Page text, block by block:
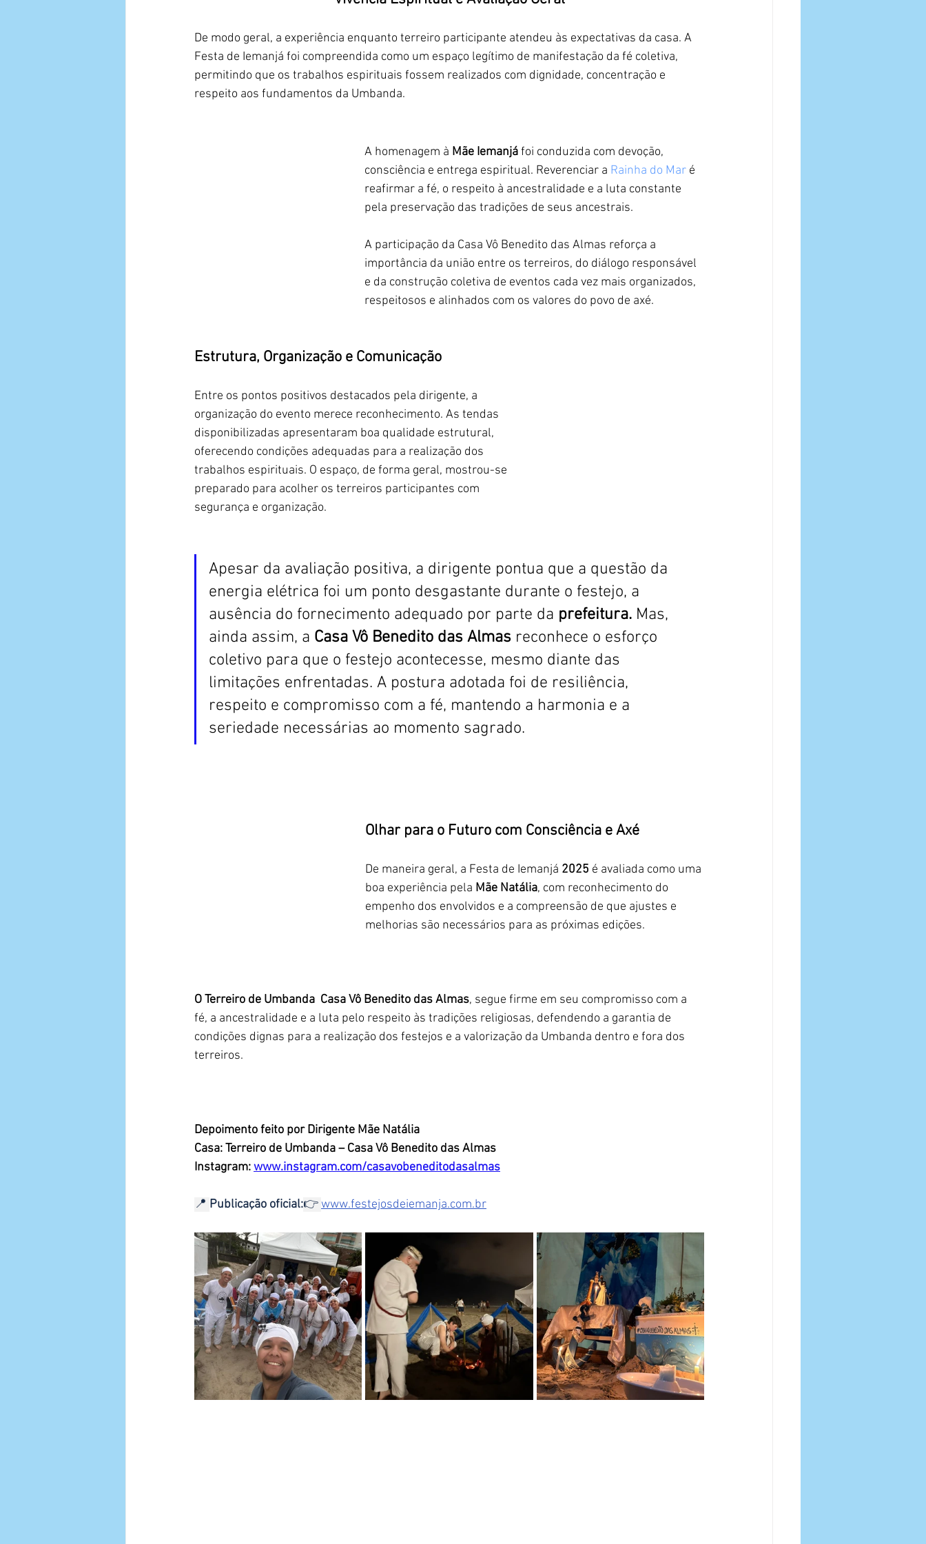
De modo geral, a experiência enquanto terreiro participante atendeu às expectativas da casa. A
Festa de Iemanjá foi compreendida como um espaço legítimo de manifestação da fé coletiva,
permitindo que os trabalhos espirituais fossem realizados com dignidade, concentração e
respeito aos fundamentos da Umbanda.
A homenagem à Mãe Iemanjá foi conduzida com devoção,
consciência e entrega espiritual. Reverenciar a Rainha do Mar é
reafirmar a fé, o respeito à ancestralidade e a luta constante
pela preservação das tradições de seus ancestrais.
A participação da Casa Vô Benedito das Almas reforça a
importância da união entre os terreiros, do diálogo responsável
e da construção coletiva de eventos cada vez mais organizados,
respeitosos e alinhados com os valores do povo de axé.
Estrutura, Organização e Comunicação
Entre os pontos positivos destacados pela dirigente, a
organização do evento merece reconhecimento. As tendas
disponibilizadas apresentaram boa qualidade estrutural,
oferecendo condições adequadas para a realização dos
trabalhos espirituais. O espaço, de forma geral, mostrou-se
preparado para acolher os terreiros participantes com
segurança e organização.
Apesar da avaliação positiva, a dirigente pontua que a questão da
energia elétrica foi um ponto desgastante durante o festejo, a
ausência do fornecimento adequado por parte da prefeitura. Mas,
ainda assim, a Casa Vô Benedito das Almas reconhece o esforço
coletivo para que o festejo acontecesse, mesmo diante das
limitações enfrentadas. A postura adotada foi de resiliência,
respeito e compromisso com a fé, mantendo a harmonia e a
seriedade necessárias ao momento sagrado.
Olhar para o Futuro com Consciência e Axé
De maneira geral, a Festa de Iemanjá 2025 é avaliada como uma
boa experiência pela Mãe Natália, com reconhecimento do
empenho dos envolvidos e a compreensão de que ajustes e
melhorias são necessários para as próximas edições.
O Terreiro de Umbanda  Casa Vô Benedito das Almas, segue firme em seu compromisso com a
fé, a ancestralidade e a luta pelo respeito às tradições religiosas, defendendo a garantia de
condições dignas para a realização dos festejos e a valorização da Umbanda dentro e fora dos
terreiros.
Depoimento feito por Dirigente Mãe Natália
Casa: Terreiro de Umbanda – Casa Vô Benedito das Almas
Instagram: www.instagram.com/casavobeneditodasalmas
📍 Publicação oficial:👉 www.festejosdeiemanja.com.br